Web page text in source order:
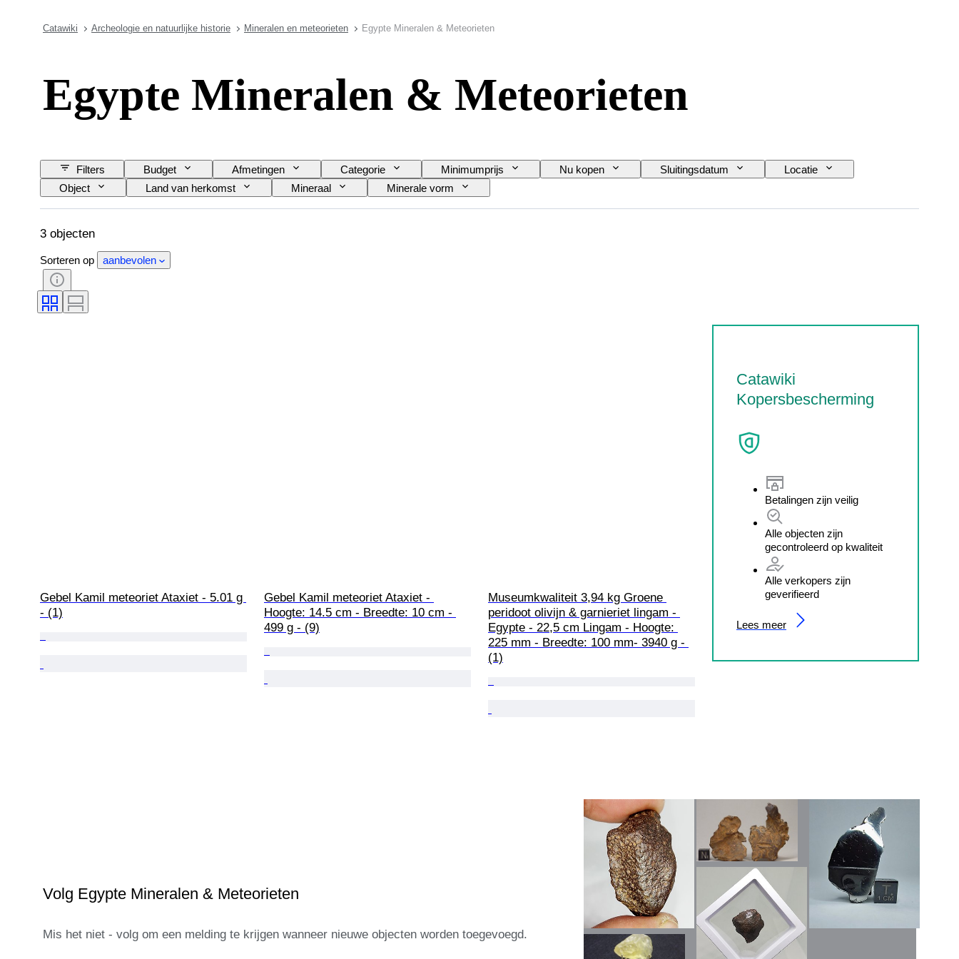
Catawiki Archeologie en natuurlijke historie Mineralen en meteorieten Egypte Mineralen & Meteorieten
Egypte Mineralen & Meteorieten
Filters Budget Afmetingen Categorie Minimumprijs Nu kopen Sluitingsdatum
Locatie
Object
Land van herkomst Mineraal Minerale vorm
3 objecten
Sorteren op aanbevolen
Gebel Kamil meteoriet Ataxiet - 5.01 g
- (1)
Gebel Kamil meteoriet Ataxiet -
Hoogte: 14.5 cm - Breedte: 10 cm -
499 g - (9)
Museumkwaliteit 3,94 kg Groene
peridoot olivijn & garnieriet lingam -
Egypte - 22,5 cm Lingam - Hoogte:
225 mm - Breedte: 100 mm- 3940 g -
(1)
Catawiki
Kopersbescherming
Betalingen zijn veilig
Alle objecten zijn
gecontroleerd op kwaliteit
Alle verkopers zijn
geverifieerd
Lees meer
Volg Egypte Mineralen & Meteorieten
Mis het niet - volg om een melding te krijgen wanneer nieuwe objecten worden toegevoegd.